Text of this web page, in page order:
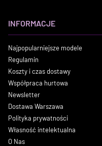
INFORMACJE
Najpopularniejsze modele
Regulamin
Koszty i czas dostawy
Współpraca hurtowa
Newsletter
Dostawa Warszawa
Polityka prywatności
Własność intelektualna
O Nas